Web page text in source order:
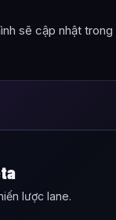
sẽ cập nhật
lược lane.